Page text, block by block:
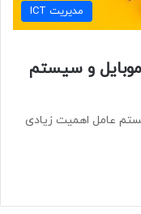
مديريت ICT
موبایل و سیستم
عامل اهمیت زیادی